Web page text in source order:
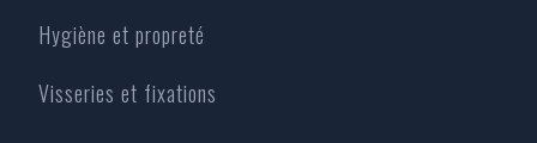
Hygiène et propreté
Visseries et fixations